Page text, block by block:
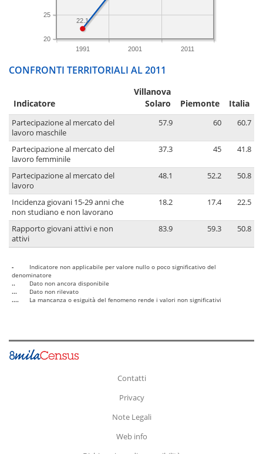
1991 2001 2011
20
25
22.1
CONFRONTI TERRITORIALI AL 2011
Indicatore
Villanova
Solaro
Piemonte Italia
Partecipazione al mercato del
lavoro maschile
57.9 60 60.7
Partecipazione al mercato del
lavoro femminile
37.3 45 41.8
Partecipazione al mercato del
lavoro
48.1 52.2 50.8
Incidenza giovani 15-29 anni che
non studiano e non lavorano
18.2 17.4 22.5
Rapporto giovani attivi e non
attivi
83.9 59.3 50.8
-
Indicatore non applicabile per valore nullo o poco significativo del
denominatore
..
Dato non ancora disponibile
...
Dato non rilevato
....
La mancanza o esiguità del fenomeno rende i valori non significativi
Contatti
Privacy
Note Legali
Web info